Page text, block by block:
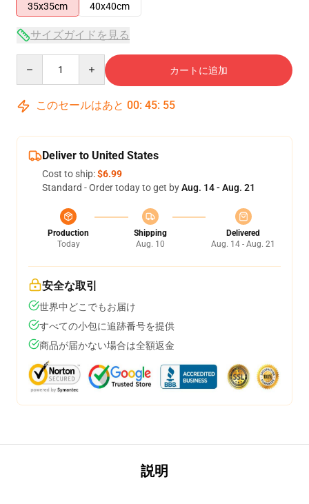
35x35cm
40x40cm
サイズガイドを見る
カートに追加
このセールはあと 00: 45: 55
Deliver to United States
Cost to ship:$6.99
Standard - Order today to get byAug. 14 - Aug. 21
Production
Today
Shipping
Aug. 10
Delivered
Aug. 14 - Aug. 21
安全な取引
世界中どこでもお届け
すべての小包に追跡番号を提供
商品が届かない場合は全額返金
説明